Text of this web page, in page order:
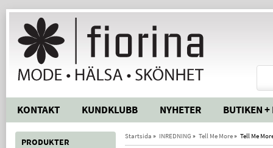
KONTAKT KUNDKLUBB NYHETER BUTIKEN +
PRODUKTER
Startsida » INREDNING » Tell Me More» Tell Me